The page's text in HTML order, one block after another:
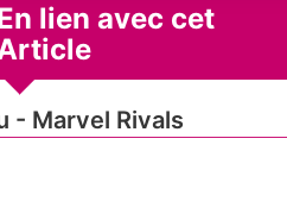
lien avec cet
- Marvel Rivals